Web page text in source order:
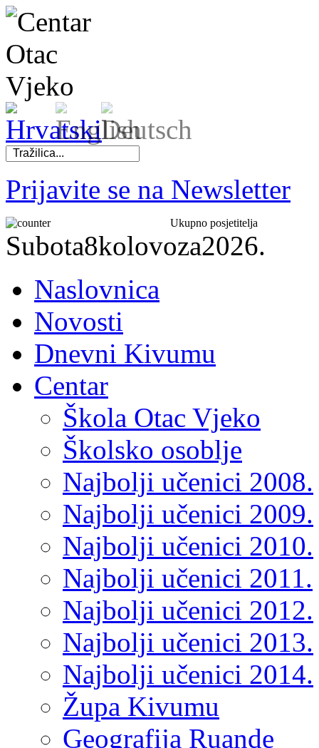
Prijavite se na Newsletter
Ukupno posjetitelja
Subota8kolovoza2026.
Naslovnica
Novosti
Dnevni Kivumu
Centar
Škola Otac Vjeko
Školsko osoblje
Najbolji učenici 2008.
Najbolji učenici 2009.
Najbolji učenici 2010.
Najbolji učenici 2011.
Najbolji učenici 2012.
Najbolji učenici 2013.
Najbolji učenici 2014.
Župa Kivumu
Geografija Ruande